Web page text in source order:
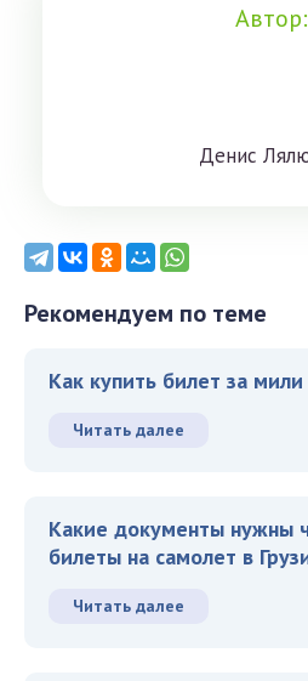
Автор:
Дeниc
Рекомендуем по теме
Как купить билет за
Читать далее
Какие документы нужны
билеты на самолет в
Читать далее